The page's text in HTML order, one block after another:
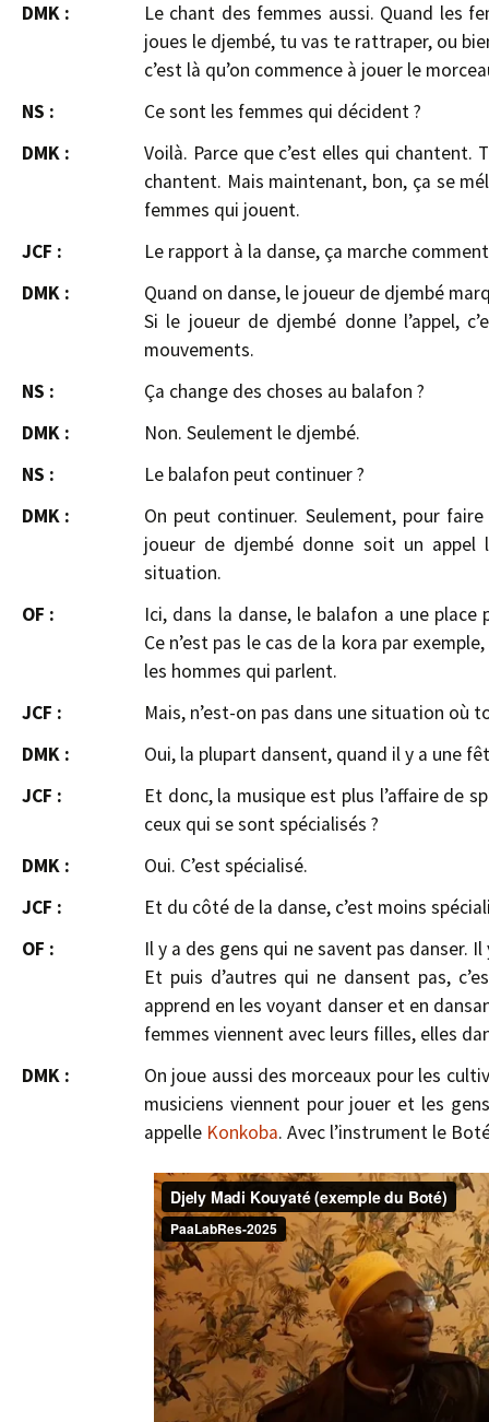
DMK :
Le chant des femmes aussi. Quand les
joues le djembé, tu vas te rattraper, ou
c’est là qu’on commence à jouer le
NS :
Ce sont les femmes qui décident ?
DMK :
Voilà. Parce que c’est elles qui chantent.
chantent. Mais maintenant, bon, ça se
femmes qui jouent.
JCF :
Le rapport à la danse, ça marche
DMK :
Quand on danse, le joueur de djembé
Si le joueur de djembé donne l’appel,
mouvements.
NS :
Ça change des choses au balafon ?
DMK :
Non. Seulement le djembé.
NS :
Le balafon peut continuer ?
DMK :
On peut continuer. Seulement, pour
joueur de djembé donne soit un
situation.
OF :
Ici, dans la danse, le balafon a une
Ce n’est pas le cas de la kora par
les hommes qui parlent.
JCF :
Mais, n’est-on pas dans une situation où
DMK :
Oui, la plupart dansent, quand il y a une
JCF :
Et donc, la musique est plus l’affaire de
ceux qui se sont spécialisés ?
DMK :
Oui. C’est spécialisé.
JCF :
Et du côté de la danse, c’est moins
OF :
Il y a des gens qui ne savent pas danser.
Et puis d’autres qui ne dansent pas,
apprend en les voyant danser et en
femmes viennent avec leurs filles, elles
DMK :
On joue aussi des morceaux pour les
musiciens viennent pour jouer et les
appelle Konkoba. Avec l’instrument le